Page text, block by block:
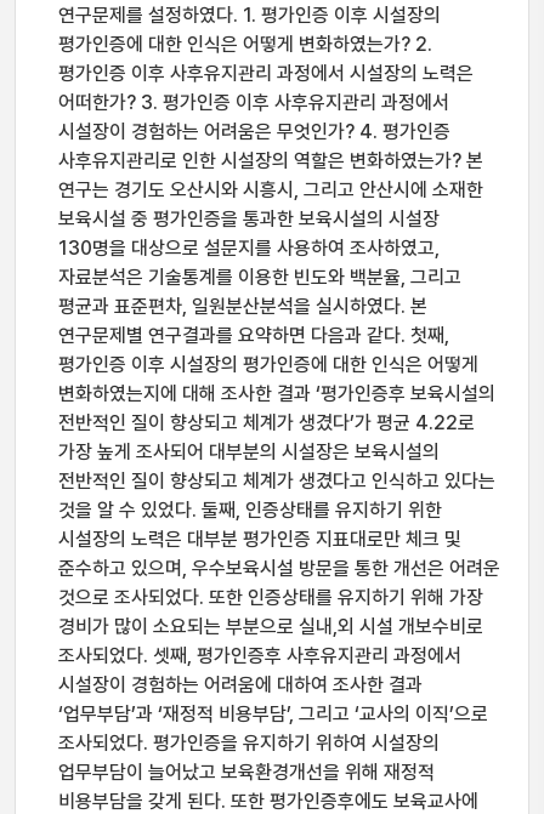
연구문제를 설정하였다. 1. 평가인증 이후 시설장의
평가인증에 대한 인식은 어떻게 변화하였는가? 2.
평가인증 이후 사후유지관리 과정에서 시설장의 노력은
어떠한가? 3. 평가인증 이후 사후유지관리 과정에서
시설장이 경험하는 어려움은 무엇인가? 4. 평가인증
사후유지관리로 인한 시설장의 역할은 변화하였는가? 본
연구는 경기도 오산시와 시흥시, 그리고 안산시에 소재한
보육시설 중 평가인증을 통과한 보육시설의 시설장
130명을 대상으로 설문지를 사용하여 조사하였고,
자료분석은 기술통계를 이용한 빈도와 백분율, 그리고
평균과 표준편차, 일원분산분석을 실시하였다. 본
연구문제별 연구결과를 요약하면 다음과 같다. 첫째,
평가인증 이후 시설장의 평가인증에 대한 인식은 어떻게
변화하였는지에 대해 조사한 결과 ‘평가인증후 보육시설의
전반적인 질이 향상되고 체계가 생겼다’가 평균 4.22로
가장 높게 조사되어 대부분의 시설장은 보육시설의
전반적인 질이 향상되고 체계가 생겼다고 인식하고 있다는
것을 알 수 있었다. 둘째, 인증상태를 유지하기 위한
시설장의 노력은 대부분 평가인증 지표대로만 체크 및
준수하고 있으며, 우수보육시설 방문을 통한 개선은 어려운
것으로 조사되었다. 또한 인증상태를 유지하기 위해 가장
경비가 많이 소요되는 부분으로 실내,외 시설 개보수비로
조사되었다. 셋째, 평가인증후 사후유지관리 과정에서
시설장이 경험하는 어려움에 대하여 조사한 결과
‘업무부담’과 ‘재정적 비용부담’, 그리고 ‘교사의 이직’으로
조사되었다. 평가인증을 유지하기 위하여 시설장의
업무부담이 늘어났고 보육환경개선을 위해 재정적
비용부담을 갖게 된다. 또한 평가인증후에도 보육교사에